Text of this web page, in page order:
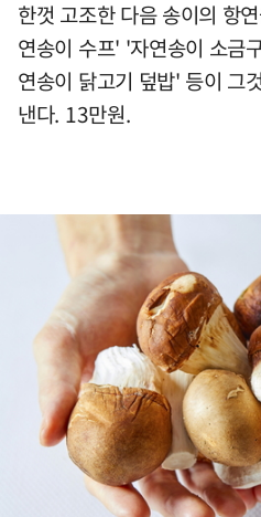
한껏 고조한 다음 송이의 항
연송이 수프' '자연송이 소금
연송이 닭고기 덮밥' 등이 그
낸다. 13만원.